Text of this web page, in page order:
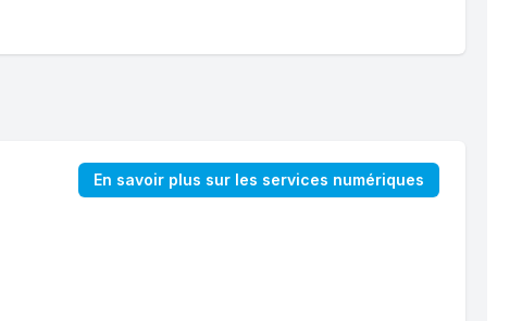
En savoir plus sur les services numériques